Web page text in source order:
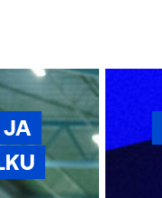
JA